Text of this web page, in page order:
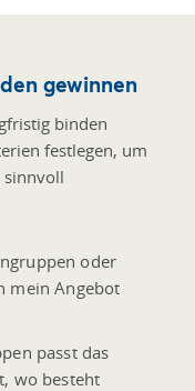
gewinnen
binden
festlegen, um
sinnvoll
oder
mein Angebot
passt das
wo besteht